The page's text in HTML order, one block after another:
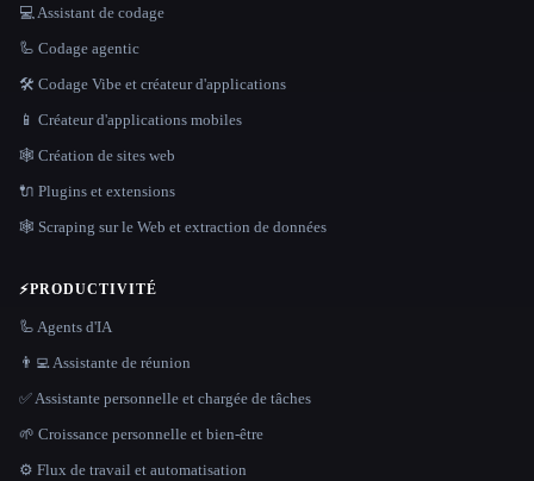
💻 Assistant de codage
🦾 Codage agentic
🛠️ Codage Vibe et créateur d'applications
📱 Créateur d'applications mobiles
🕸 Création de sites web
🔌 Plugins et extensions
🕸️ Scraping sur le Web et extraction de données
⚡PRODUCTIVITÉ
🦾 Agents d'IA
👨‍💻 Assistante de réunion
✅ Assistante personnelle et chargée de tâches
🌱 Croissance personnelle et bien-être
⚙️ Flux de travail et automatisation